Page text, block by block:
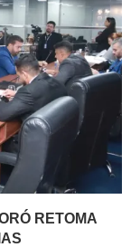
RETOMA